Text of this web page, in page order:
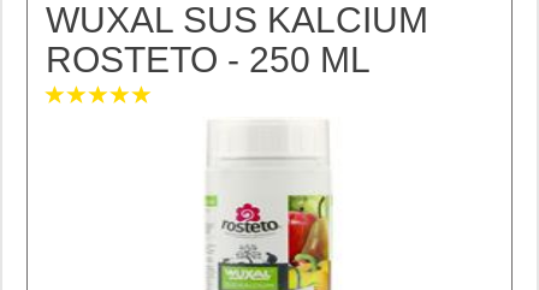
WUXAL SUS KALCIUM
ROSTETO - 250 ML